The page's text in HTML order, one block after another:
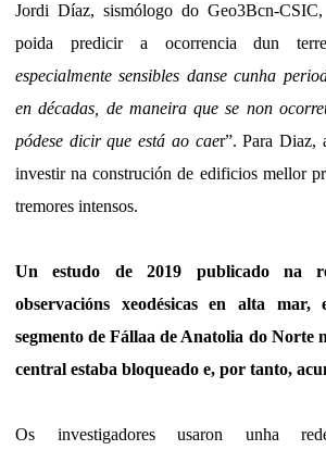
Jordi Díaz, sismólogo do Geo3Bcn-
poida predicir a ocorrencia dun
especialmente sensibles danse cunha
en décadas, de maneira que se non
pódese dicir que está ao caer”. Para Diaz,
investir na construción de edificios mellor
tremores intensos.
Un estudo de 2019 publicado na
observacións xeodésicas en alta
segmento de Fállaa de Anatolia do Norte
central estaba bloqueado e, por tanto,
Os investigadores usaron unha